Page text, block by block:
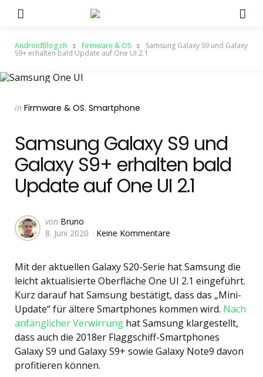
AndroidBlog.ch Firmware & OS Samsung Galaxy S9 und Galaxy
S9+ erhalten bald Update auf One UI 2.1
Categories
Posted
in Firmware & OS Smartphone
Samsung Galaxy S9 und
Galaxy S9+ erhalten bald
Update auf One UI 2.1
Geschrieben
von
von Bruno
8. Juni 2020
Keine Kommentare
Mit der aktuellen Galaxy S20-Serie hat Samsung die
leicht aktualisierte Oberfläche One UI 2.1 eingeführt.
Kurz darauf hat Samsung bestätigt, dass das „Mini-
Update“ für ältere Smartphones kommen wird. Nach
anfänglicher Verwirrung hat Samsung klargestellt,
dass auch die 2018er Flaggschiff-Smartphones
Galaxy S9 und Galaxy S9+ sowie Galaxy Note9 davon
profitieren können.